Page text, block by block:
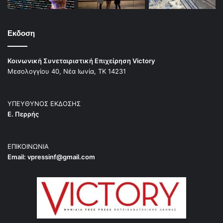
Εκδοση
Κοινωνική Συνεταιριστική Επιχείρηση Victory
Μεσολογγίου 40, Νέα Ιωνία, ΤΚ 14231
ΥΠΕΥΘΥΝΟΣ ΕΚΔΟΣΗΣ
Ε. Περρής
ΕΠΙΚΟΙΝΩΝΙΑ
Email: vpressinf@gmail.com